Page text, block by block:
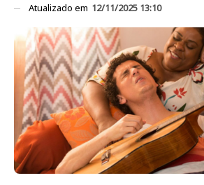
Atualizado em 12/11/2025 13:10